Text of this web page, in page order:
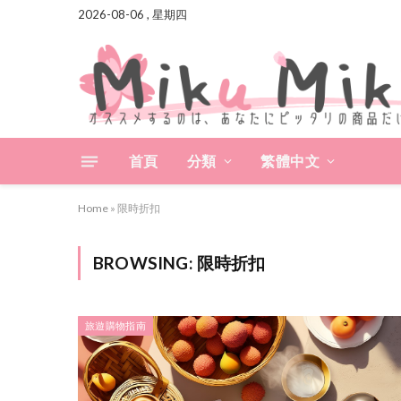
2026-08-06 , 星期四
首頁 分類 繁體中文
Home » 限時折扣
BROWSING: 限時折扣
旅遊購物指南